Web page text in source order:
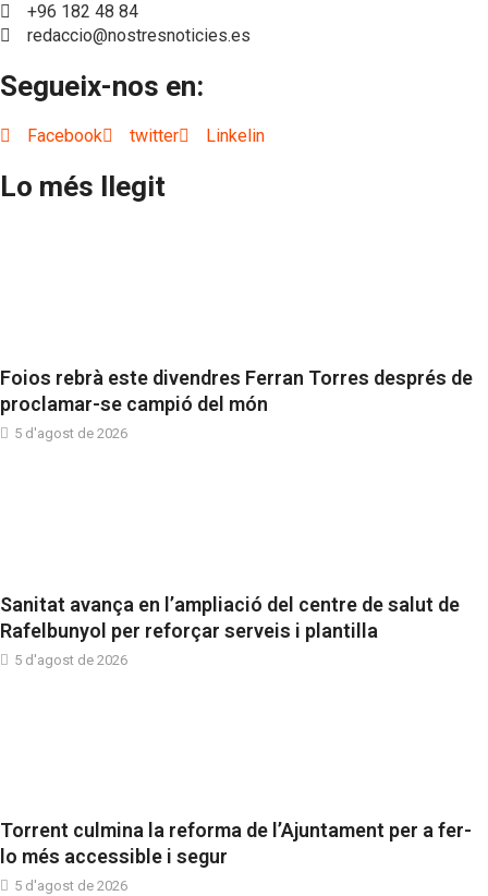
+96 182 48 84
redaccio@nostresnoticies.es
Segueix-nos en:
Facebook twitter Linkelin
Lo més llegit
Foios rebrà este divendres Ferran Torres després de
proclamar-se campió del món
5 d'agost de 2026
Sanitat avança en l’ampliació del centre de salut de
Rafelbunyol per reforçar serveis i plantilla
5 d'agost de 2026
Torrent culmina la reforma de l’Ajuntament per a fer-
lo més accessible i segur
5 d'agost de 2026